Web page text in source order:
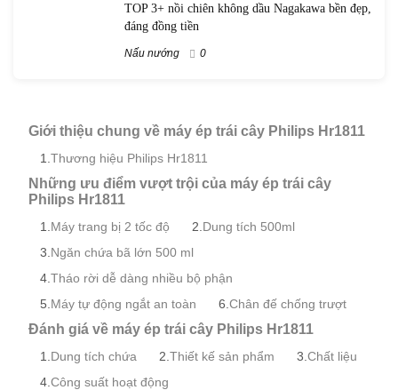
TOP 3+ nồi chiên không dầu Nagakawa bền đẹp,
đáng đồng tiền
Nấu nướng 0
Giới thiệu chung về máy ép trái cây Philips Hr1811
Thương hiệu Philips Hr1811
Những ưu điểm vượt trội của máy ép trái cây
Philips Hr1811
Máy trang bị 2 tốc độ
Dung tích 500ml
Ngăn chứa bã lớn 500 ml
Tháo rời dễ dàng nhiều bộ phận
Máy tự động ngắt an toàn
Chân đế chống trượt
Đánh giá về máy ép trái cây Philips Hr1811
Dung tích chứa Thiết kế sản phẩm
Chất liệu
Công suất hoạt động